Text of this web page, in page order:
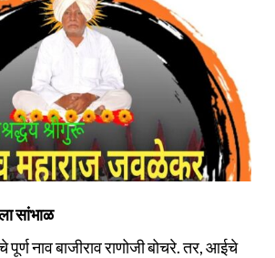
सांभाळ
पूर्ण नाव बाजीराव राणोजी बोचरे. तर, आईचे